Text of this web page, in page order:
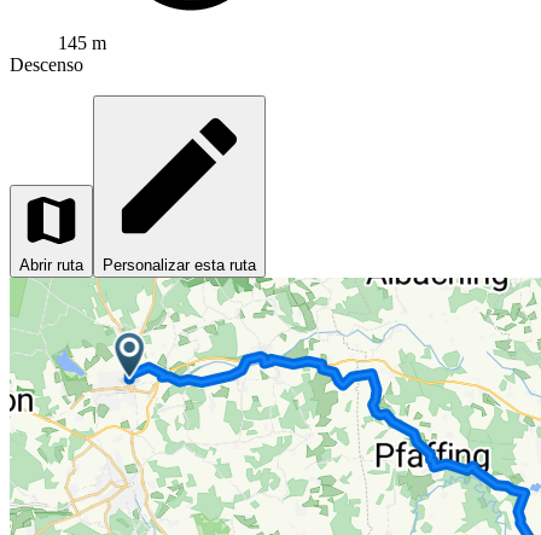
145 m
Descenso
Abrir ruta Personalizar esta ruta